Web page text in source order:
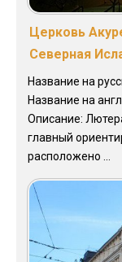
Церковь
Северная
Название на
Название на
Описание:
главный
расположено ...